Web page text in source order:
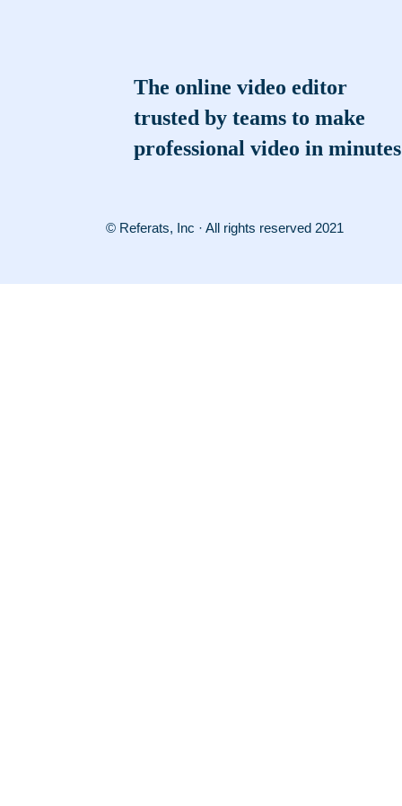
The online video editor
trusted by teams to make
professional video in minutes
© Referats, Inc · All rights reserved 2021